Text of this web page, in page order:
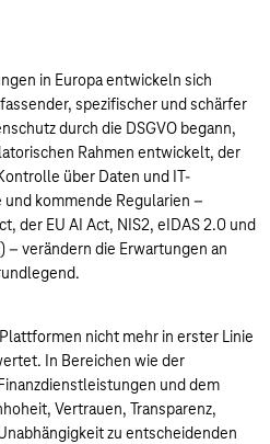
in Europa entwickeln sich
spezifischer und schärfer
durch die DSGVO begann,
Rahmen entwickelt, der
über Daten und IT-
kommende Regularien –
der EU AI Act, NIS2, eIDAS 2.0 und
– verändern die Erwartungen an
nicht mehr in erster Linie
In Bereichen wie der
und dem
Vertrauen, Transparenz,
zu entscheidenden